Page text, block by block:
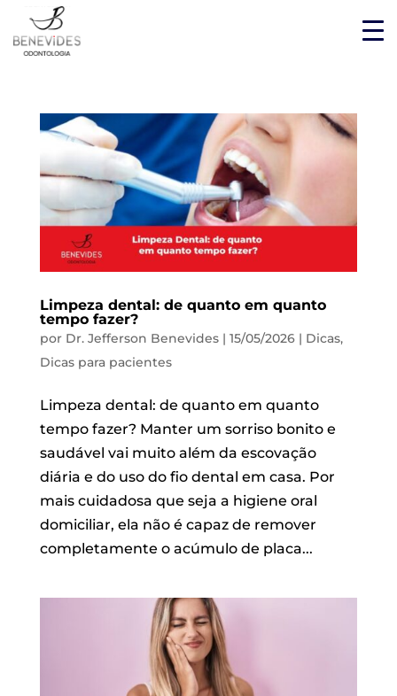
Limpeza dental: de quanto em quanto
tempo fazer?
por Dr. Jefferson Benevides| 15/05/2026| Dicas,
Dicas para pacientes
Limpeza dental: de quanto em quanto
tempo fazer? Manter um sorriso bonito e
saudável vai muito além da escovação
diária e do uso do fio dental em casa. Por
mais cuidadosa que seja a higiene oral
domiciliar, ela não é capaz de remover
completamente o acúmulo de placa...